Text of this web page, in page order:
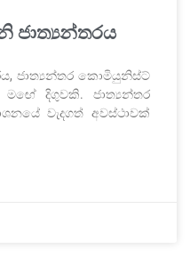
ජාත්‍යන්තරය
ජාත්‍යන්තර කොමියුනිස්ට්
දිගුවකි. ජාත්‍යන්තර
වැදගත් අවස්ථාවක්